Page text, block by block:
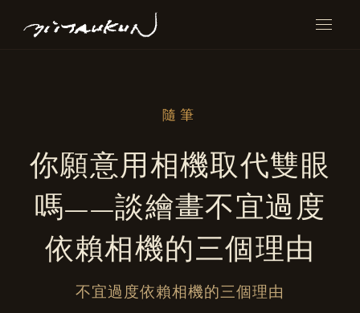
隨筆
你願意用相機取代雙眼
嗎——談繪畫不宜過度
依賴相機的三個理由
不宜過度依賴相機的三個理由